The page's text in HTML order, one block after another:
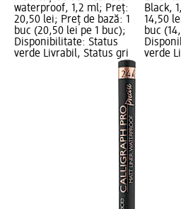
waterproof, 1,2 ml; Preț:
20,50 lei; Preț de bază: 1
buc (20,50 lei pe 1 buc);
Disponibilitate: Status
verde Livrabil, Status gri
Black,
14,50
buc
verde